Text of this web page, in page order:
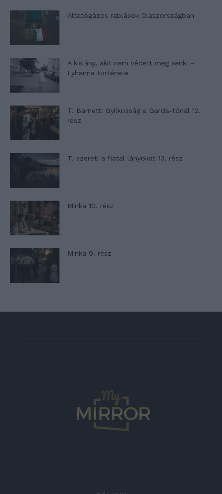
Altatógázos rablások Olaszországban
A kislány, akit nem védett meg senki –
Lyhanna története
T. Barnett: Gyilkosság a Garda-tónál 12.
rész
T. szereti a fiatal lányokat 13. rész
Minka 10. rész
Minka 9. rész